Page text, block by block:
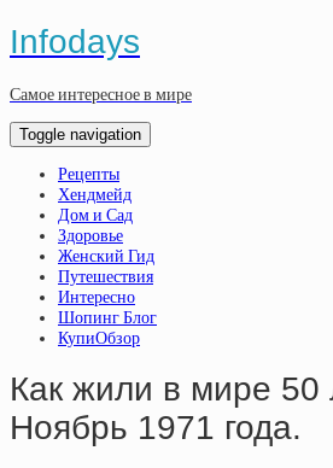
Infodays
Самое интересное в мире
Toggle navigation
Рецепты
Хендмейд
Дом и Сад
Здоровье
Женский Гид
Путешествия
Интересно
Шопинг Блог
КупиОбзор
Как жили в мире 50
Ноябрь 1971 года.